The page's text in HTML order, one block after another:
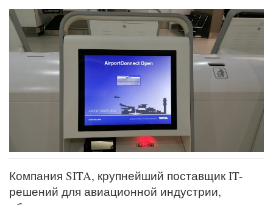
Компания SITA, крупнейший поставщик IT-
решений для авиационной индустрии,